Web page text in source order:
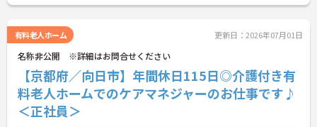
有料老人ホーム 更新日：2026年07月01日
名称非公開 ※詳細はお問合せください
【京都府／向日市】年間休日115日◎介護付き有
料老人ホームでのケアマネジャーのお仕事です♪
＜正社員＞